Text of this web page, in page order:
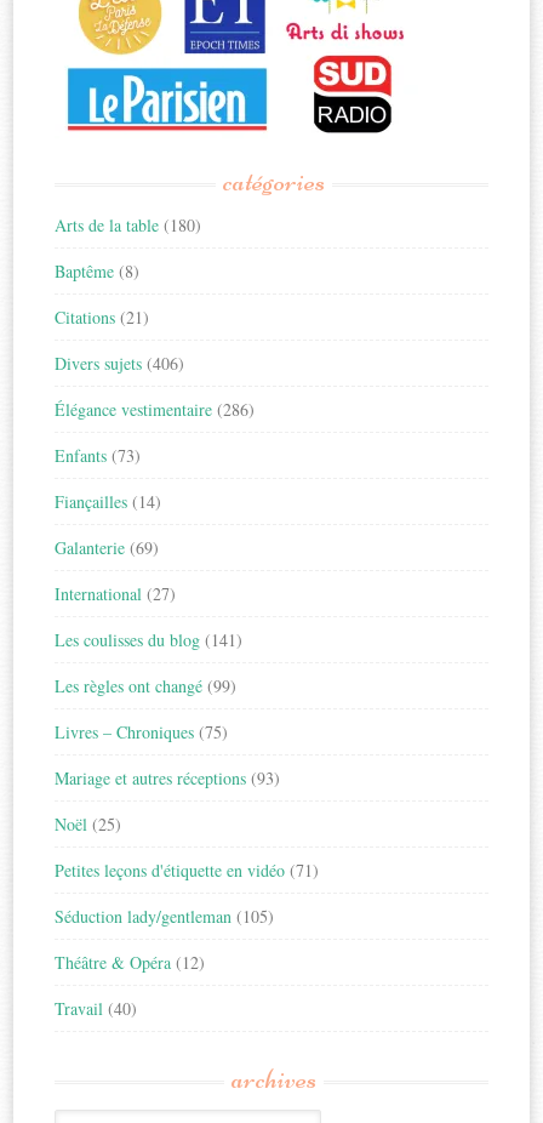
catégories
Arts de la table (180)
Baptême (8)
Citations (21)
Divers sujets (406)
Élégance vestimentaire (286)
Enfants (73)
Fiançailles (14)
Galanterie (69)
International (27)
Les coulisses du blog (141)
Les règles ont changé (99)
Livres – Chroniques (75)
Mariage et autres réceptions (93)
Noël (25)
Petites leçons d'étiquette en vidéo (71)
Séduction lady/gentleman (105)
Théâtre & Opéra (12)
Travail (40)
archives